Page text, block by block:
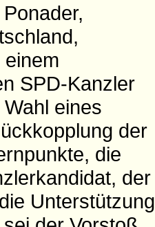
SPD-Kanzler
eines
der
die
der
Unterstützung